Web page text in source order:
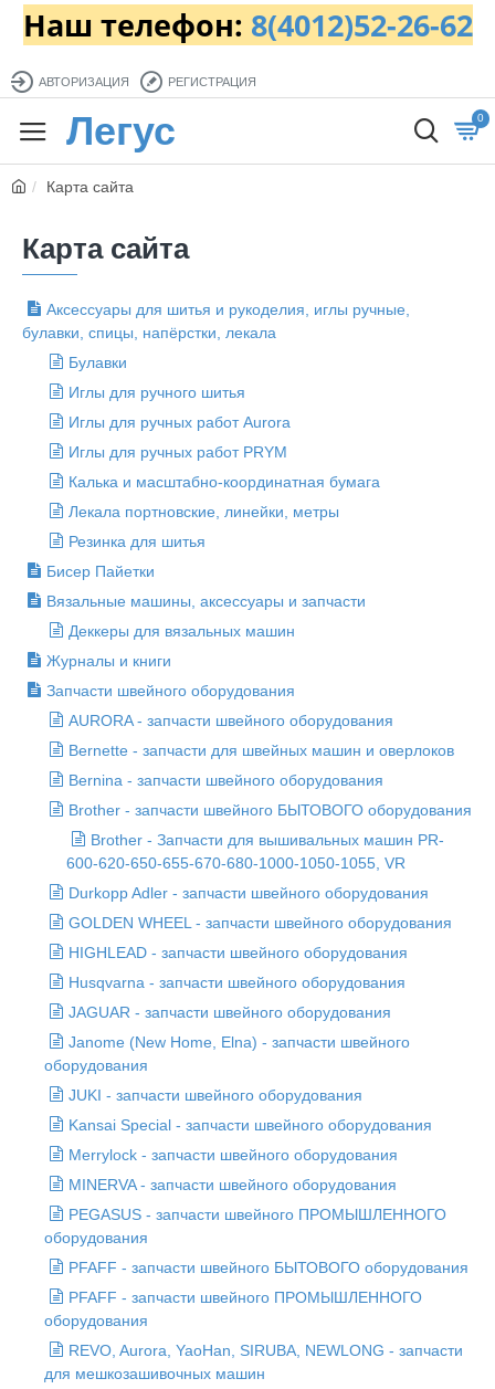
Наш телефон: 8(4012)52-26-62
АВТОРИЗАЦИЯ РЕГИСТРАЦИЯ
Легус 0
Карта сайта
Карта сайта
Аксессуары для шитья и рукоделия, иглы ручные,
булавки, спицы, напёрстки, лекала
Булавки
Иглы для ручного шитья
Иглы для ручных работ Aurora
Иглы для ручных работ PRYM
Калька и масштабно-координатная бумага
Лекала портновские, линейки, метры
Резинка для шитья
Бисер Пайетки
Вязальные машины, аксессуары и запчасти
Деккеры для вязальных машин
Журналы и книги
Запчасти швейного оборудования
AURORA - запчасти швейного оборудования
Bernette - запчасти для швейных машин и оверлоков
Bernina - запчасти швейного оборудования
Brother - запчасти швейного БЫТОВОГО оборудования
Brother - Запчасти для вышивальных машин PR-
600-620-650-655-670-680-1000-1050-1055, VR
Durkopp Adler - запчасти швейного оборудования
GOLDEN WHEEL - запчасти швейного оборудования
HIGHLEAD - запчасти швейного оборудования
Husqvarna - запчасти швейного оборудования
JAGUAR - запчасти швейного оборудования
Janome (New Home, Elna) - запчасти швейного
оборудования
JUKI - запчасти швейного оборудования
Kansai Special - запчасти швейного оборудования
Merrylock - запчасти швейного оборудования
MINERVA - запчасти швейного оборудования
PEGASUS - запчасти швейного ПРОМЫШЛЕННОГО
оборудования
PFAFF - запчасти швейного БЫТОВОГО оборудования
PFAFF - запчасти швейного ПРОМЫШЛЕННОГО
оборудования
REVO, Aurora, YaoHan, SIRUBA, NEWLONG - запчасти
для мешкозашивочных машин